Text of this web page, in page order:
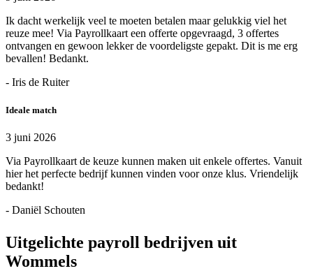
Ik dacht werkelijk veel te moeten betalen maar gelukkig viel het
reuze mee! Via Payrollkaart een offerte opgevraagd, 3 offertes
ontvangen en gewoon lekker de voordeligste gepakt. Dit is me erg
bevallen! Bedankt.
- Iris de Ruiter
Ideale match
3 juni 2026
Via Payrollkaart de keuze kunnen maken uit enkele offertes. Vanuit
hier het perfecte bedrijf kunnen vinden voor onze klus. Vriendelijk
bedankt!
- Daniël Schouten
Uitgelichte payroll bedrijven uit
Wommels